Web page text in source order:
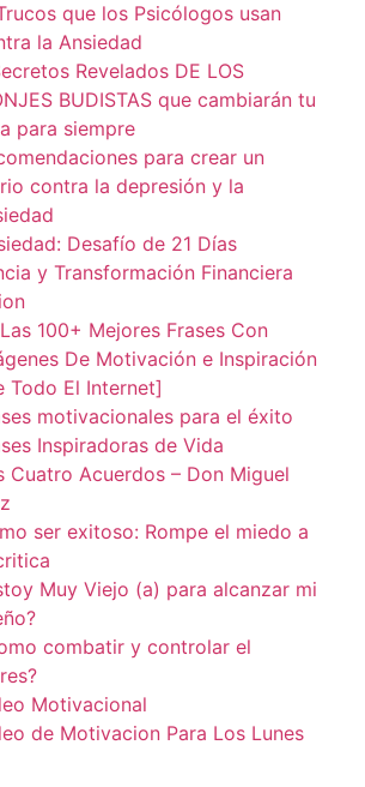
que los Psicólogos usan
la Ansiedad
Revelados DE LOS
BUDISTAS que cambiarán tu
para siempre
para crear un
contra la depresión y la
Desafío de 21 Días
y Transformación Financiera
Las 100+ Mejores Frases Con
De Motivación e Inspiración
Todo El Internet]
motivacionales para el éxito
Inspiradoras de Vida
Cuatro Acuerdos – Don Miguel
ser exitoso: Rompe el miedo a
Muy Viejo (a) para alcanzar mi
combatir y controlar el
Motivacional
de Motivacion Para Los Lunes